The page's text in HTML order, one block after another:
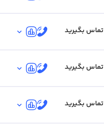
تماس بگیرید
تماس بگیرید
تماس بگیرید